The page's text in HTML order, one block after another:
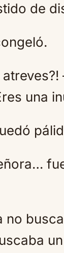
de
una
no
un